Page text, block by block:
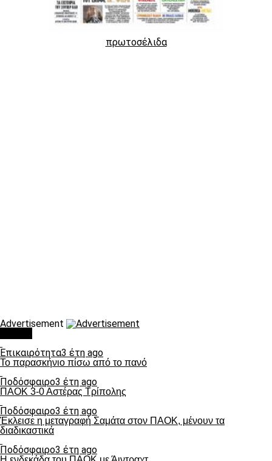
πρωτοσέλιδα
Advertisement
Επικαιρότητα3 έτη ago
Το παρασκήνιο πίσω από το πανό
Ποδόσφαιρο3 έτη ago
ΠΑΟΚ 3-0 Αστέρας Τρίπολης
Ποδόσφαιρο3 έτη ago
Έκλεισε η μεταγραφή Σαμάτα στον ΠΑΟΚ, μένουν τα
διαδικαστικά
Ποδόσφαιρο3 έτη ago